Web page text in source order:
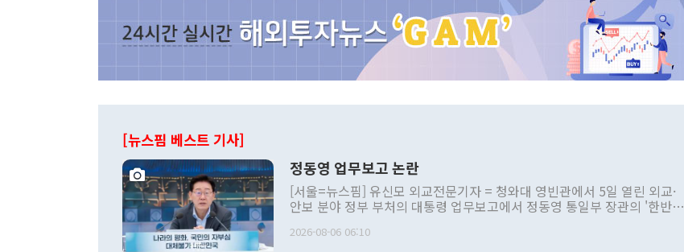
[뉴스핌 베스트 기사]
정동영 업무보고 논란
[서울=뉴스핌] 유신모 외교전문기자 = 청와대 영빈관에서 5일 열린 외교·
안보 분야 정부 부처의 대통령 업무보고에서 정동영 통일부 장관의 '한반도
발언 중에는 정부 내 조율을 거치지 않은 사안을 정책으로 추진하겠다고 공
2026-08-06 06:10